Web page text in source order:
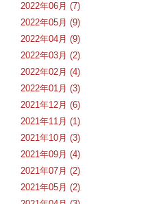
2022年06月 (7)
2022年05月 (9)
2022年04月 (9)
2022年03月 (2)
2022年02月 (4)
2022年01月 (3)
2021年12月 (6)
2021年11月 (1)
2021年10月 (3)
2021年09月 (4)
2021年07月 (2)
2021年05月 (2)